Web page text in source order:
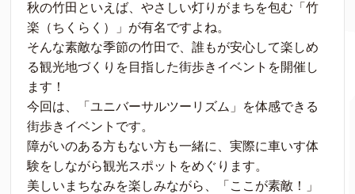
秋の竹田といえば、やさしい灯りがまちを包む「竹
楽（ちくらく）」が有名ですよね。
そんな素敵な季節の竹田で、誰もが安心して楽しめ
る観光地づくりを目指した街歩きイベントを開催し
ます！
今回は、「ユニバーサルツーリズム」を体感できる
街歩きイベントです。
障がいのある方もない方も一緒に、実際に車いす体
験をしながら観光スポットをめぐります。
美しいまちなみを楽しみながら、「ここが素敵！」